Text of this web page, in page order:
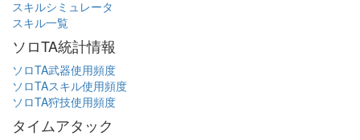
スキルシミュレータ
スキル一覧
ソロTA統計情報
ソロTA武器使用頻度
ソロTAスキル使用頻度
ソロTA狩技使用頻度
タイムアタック